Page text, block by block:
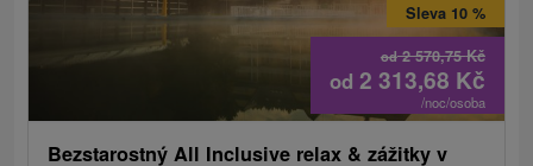
od2 570,75Kč
Sleva 10 %
od 2 313,68 Kč
/noc/osoba
Bezstarostný All Inclusive relax & zážitky v